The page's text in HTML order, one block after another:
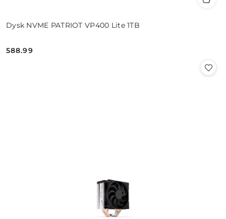
Dysk NVME PATRIOT VP400 Lite 1TB
Cena:
588.99